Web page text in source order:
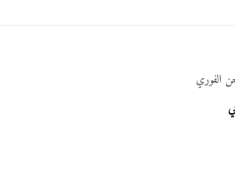
الفوري